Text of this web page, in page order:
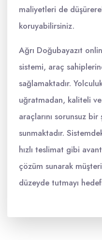
maliyetleri de
koruyabilirsiniz.
Ağrı Doğubayazıt
sistemi, araç
sağlamaktadır.
uğratmadan, kaliteli
araçlarını sorunsuz
sunmaktadır.
hızlı teslimat gibi
çözüm sunarak
düzeyde tutmayı